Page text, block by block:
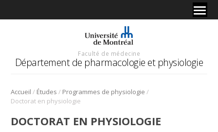
Faculté de médecine
Département de pharmacologie et physiologie
Accueil / Études / Programmes de physiologie /
Doctorat en physiologie
DOCTORAT EN PHYSIOLOGIE